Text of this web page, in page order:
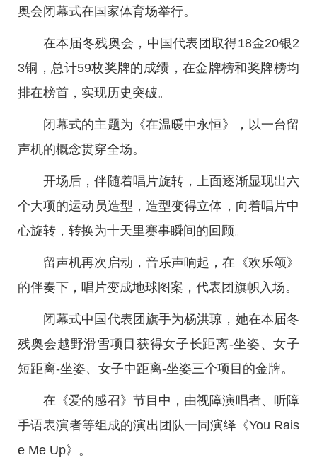
奥会闭幕式在国家体育场举行。
在本届冬残奥会，中国代表团取得18金20银2
3铜，总计59枚奖牌的成绩，在金牌榜和奖牌榜均
排在榜首，实现历史突破。
闭幕式的主题为《在温暖中永恒》，以一台留
声机的概念贯穿全场。
开场后，伴随着唱片旋转，上面逐渐显现出六
个大项的运动员造型，造型变得立体，向着唱片中
心旋转，转换为十天里赛事瞬间的回顾。
留声机再次启动，音乐声响起，在《欢乐颂》
的伴奏下，唱片变成地球图案，代表团旗帜入场。
闭幕式中国代表团旗手为杨洪琼，她在本届冬
残奥会越野滑雪项目获得女子长距离-坐姿、女子
短距离-坐姿、女子中距离-坐姿三个项目的金牌。
在《爱的感召》节目中，由视障演唱者、听障
手语表演者等组成的演出团队一同演绎《You Rais
e Me Up》。